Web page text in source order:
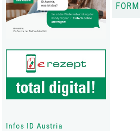
Infos ID Austria